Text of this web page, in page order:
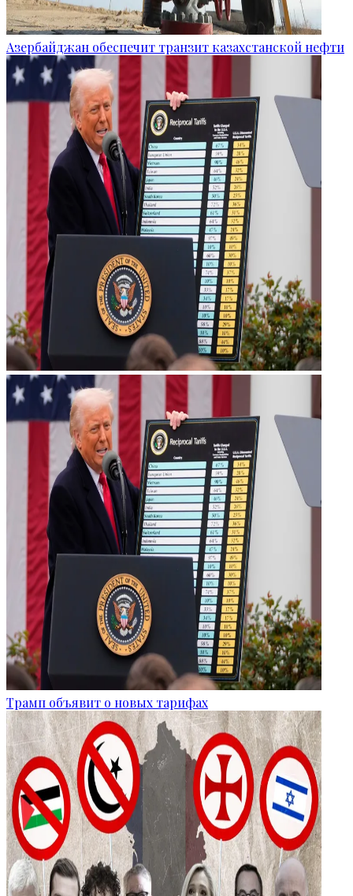
Азербайджан обеспечит транзит казахстанской нефти
Трамп объявит о новых тарифах